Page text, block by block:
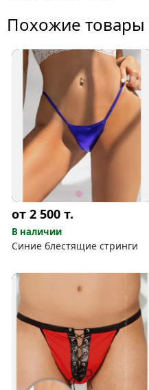
Похожие товары
от 2 500т.
В наличии
Синие блестящие стринги